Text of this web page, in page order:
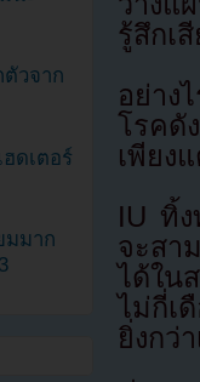
รู้สึกเ
อย่าง
โรคดั
เพียง
IU ทิ้ง
จะสา
ได้ใน
ไม่กี่เ
ยิ่งกว่
ตัวจาก
ดเตอร์
มมาก